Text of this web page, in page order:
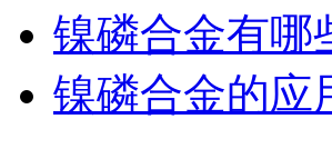
镍磷合金有哪
镍磷合金的应